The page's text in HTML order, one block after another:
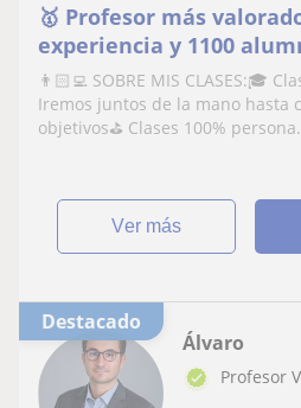
🥇 Profesor más
experiencia y 1100
aprobados
👨🏻‍💻 SOBRE MIS CLASES:🎓
Iremos juntos de la mano hasta
objetivos⛳️ Clases 100%
ver más
Destacado
Álvaro
Profesor